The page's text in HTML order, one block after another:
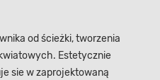
od ścieżki, tworzenia
Estetycznie
sie w zaprojektowaną